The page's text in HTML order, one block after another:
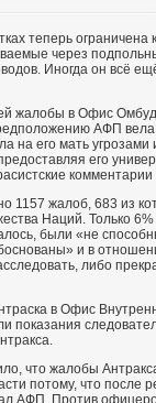
теперь ограничена
через
Иногда он всё
жалобы в Офис
АФП
на его мать угрозами
его
1157 жалоб, 683 из
Наций. Только
были «не
и в
либо
в Офис
показания
что жалобы
потому, что после
АФП. Против